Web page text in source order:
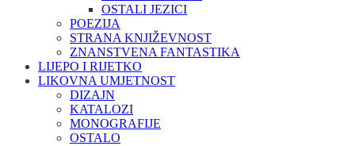
OSTALI JEZICI
POEZIJA
STRANA KNJIŽEVNOST
ZNANSTVENA FANTASTIKA
LIJEPO I RIJETKO
LIKOVNA UMJETNOST
DIZAJN
KATALOZI
MONOGRAFIJE
OSTALO